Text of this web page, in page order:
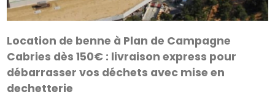
Location de benne à Plan de Campagne
Cabries dès 150€ : livraison express pour
débarrasser vos déchets avec mise en
dechetterie